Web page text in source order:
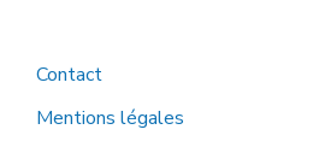
Contact
Mentions légales